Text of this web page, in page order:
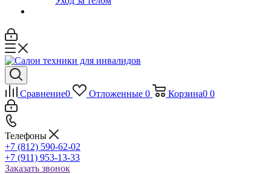
Сравнение0 Отложенные 0 Корзина0 0
Телефоны
+7 (812) 590-62-02
+7 (911) 953-13-33
Заказать звонок